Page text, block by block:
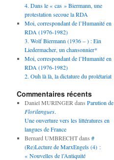
4. Dans le « cas » Biermann, une
protestation secoue la RDA
Moi, correspondant de l’Humanité en
RDA (1976-1982)
3. Wolf Biermann (1936 – ) : Ein
Liedermacher, un chansonnier*
Moi, correspondant de l’Humanité en
RDA (1976-1982)
2. Ouh là là, la dictature du prolétariat
Commentaires récents
Daniel MURINGER dans Parution de
Florilangues.
Une ouverture vers les littératures en
langues de France
Bernard UMBRECHTdans #
(Re)Lecture de MarxEngels (4) :
« Nouvelles de l’Antiquité